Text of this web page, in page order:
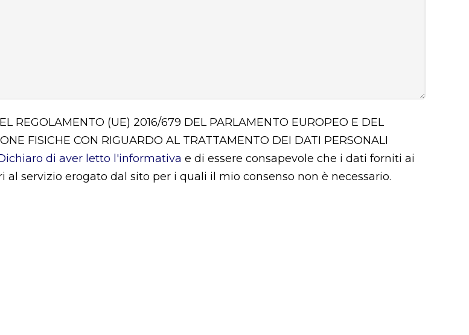
REGOLAMENTO (UE) 2016/679 DEL PARLAMENTO EUROPEO E DEL
FISICHE CON RIGUARDO AL TRATTAMENTO DEI DATI PERSONALI
di aver letto l'informativa e di essere consapevole che i dati forniti ai
servizio erogato dal sito per i quali il mio consenso non è necessario.